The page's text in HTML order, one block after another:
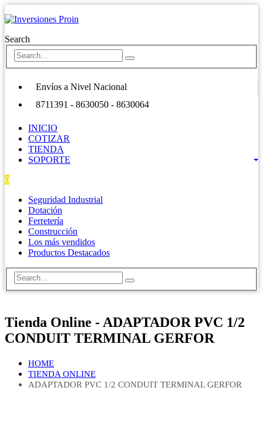
Search
Envíos a Nivel Nacional
8711391 - 8630050 - 8630064
INICIO
COTIZAR
TIENDA
SOPORTE
0
Seguridad Industrial
Dotación
Ferretería
Construcción
Los más vendidos
Productos Destacados
Tienda Online - ADAPTADOR PVC 1/2
CONDUIT TERMINAL GERFOR
HOME
TIENDA ONLINE
ADAPTADOR PVC 1/2 CONDUIT TERMINAL GERFOR